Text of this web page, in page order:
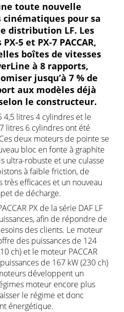
toute nouvelle
cinématiques pour sa
distribution LF. Les
5 et PX-7 PACCAR,
boîtes de vitesses
à 8 rapports,
jusqu’à 7 % de
aux modèles déjà
le constructeur.
4,5 litres 4 cylindres et le
litres 6 cylindres ont été
deux moteurs de pointe se
bloc en fonte à graphite
ultra-robuste et une culasse
à faible friction, de
très efficaces et un nouveau
de décharge.
PX de la série DAF LF
afin de répondre de
des clients. Le moteur
des puissances de 124
ch) et le moteur PACCAR
de 167 kW (230 ch)
développent un
moteur encore plus
le régime et donc
énergétique.